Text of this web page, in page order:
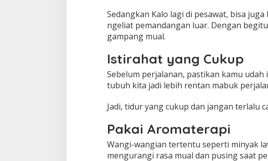
Sedangkan Kalo lagi di pesawat, bisa
ngeliat pemandangan luar. Dengan
gampang mual.
Istirahat yang Cukup
Sebelum perjalanan, pastikan kamu
tubuh kita jadi lebih rentan mabuk
Jadi, tidur yang cukup dan jangan terlalu
Pakai Aromaterapi
Wangi-wangian tertentu seperti minyak
mengurangi rasa mual dan pusing saat